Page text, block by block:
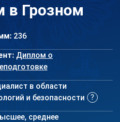
в Грозном
236
Диплом о
в области
и безопасности
среднее